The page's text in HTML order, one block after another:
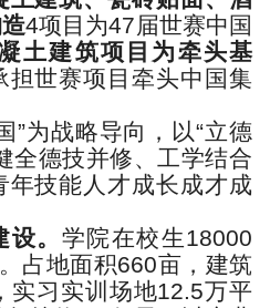
4项目为47届世赛中国
土建筑项目为牵头基
担世赛项目牵头中国集
”为战略导向，以“立德
全德技并修、工学结合
年技能人才成长成才成
。 学院在校生18000
占地面积660亩，建筑
实习实训场地12.5万平